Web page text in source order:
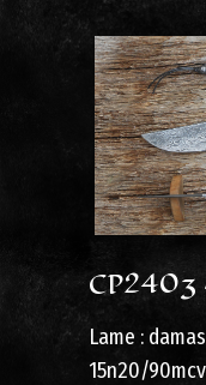
CP2403
Lame :
15n20/